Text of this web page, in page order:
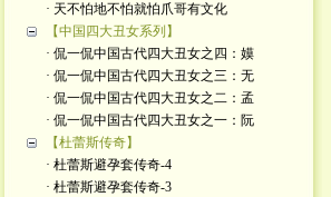
· 天不怕地不怕就怕爪哥有文化
【中国四大丑女系列】
· 侃一侃中国古代四大丑女之四：嫫
· 侃一侃中国古代四大丑女之三：无
· 侃一侃中国古代四大丑女之二：孟
· 侃一侃中国古代四大丑女之一：阮
【杜蕾斯传奇】
· 杜蕾斯避孕套传奇-4
· 杜蕾斯避孕套传奇-3